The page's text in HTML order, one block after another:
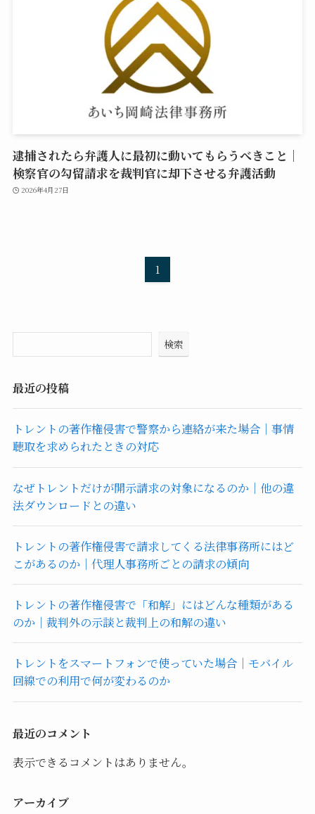
逮捕されたら弁護人に最初に動いてもらうべきこと｜
検察官の勾留請求を裁判官に却下させる弁護活動
2026年4月27日
1
検索
最近の投稿
トレントの著作権侵害で警察から連絡が来た場合｜事情
聴取を求められたときの対応
なぜトレントだけが開示請求の対象になるのか｜他の違
法ダウンロードとの違い
トレントの著作権侵害で請求してくる法律事務所にはど
こがあるのか｜代理人事務所ごとの請求の傾向
トレントの著作権侵害で「和解」にはどんな種類がある
のか｜裁判外の示談と裁判上の和解の違い
トレントをスマートフォンで使っていた場合｜モバイル
回線での利用で何が変わるのか
最近のコメント
表示できるコメントはありません。
アーカイブ